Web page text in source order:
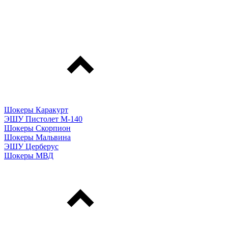
Шокеры Каракурт
ЭШУ Пистолет М-140
Шокеры Скорпион
Шокеры Мальвина
ЭШУ Церберус
Шокеры МВД